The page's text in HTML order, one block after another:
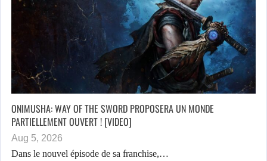
ONIMUSHA: WAY OF THE SWORD PROPOSERA UN MONDE
PARTIELLEMENT OUVERT ! [VIDEO]
Aug 5, 2026
Dans le nouvel épisode de sa franchise,…